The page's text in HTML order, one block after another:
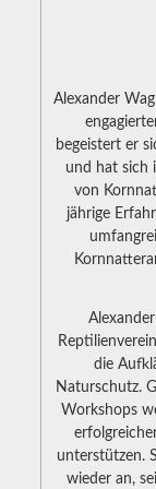
Alexander
begeistert er
und hat sich
von
jährige
die
Naturschutz.
Workshops
unterstützen.
wieder an,